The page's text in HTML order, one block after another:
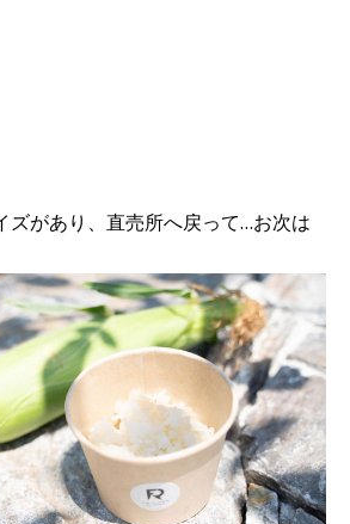
ズがあり、直売所へ戻って…お次は